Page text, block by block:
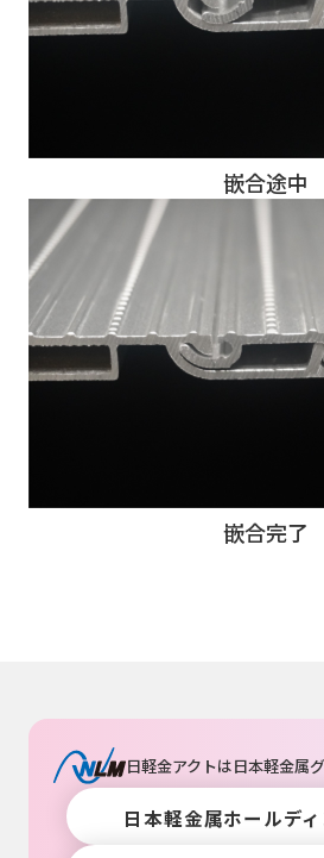
嵌合途中
嵌合完了
日軽金アクトは日本軽金属
日本軽金属ホールデ